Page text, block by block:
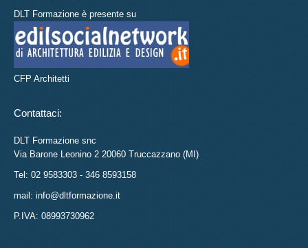
DLT Formazione è presente su
CFP Architetti
Contattaci:
DLT Formazione snc
Via Barone Leonino 2 20060 Truccazzano (MI)
Tel: 02 9583303 - 346 8593158
mail: info@dltformazione.it
P.IVA: 08993730962